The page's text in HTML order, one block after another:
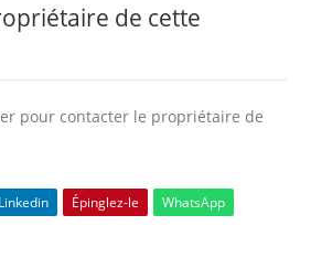
de cette
pour contacter le propriétaire de
Linkedin Épinglez-le WhatsApp